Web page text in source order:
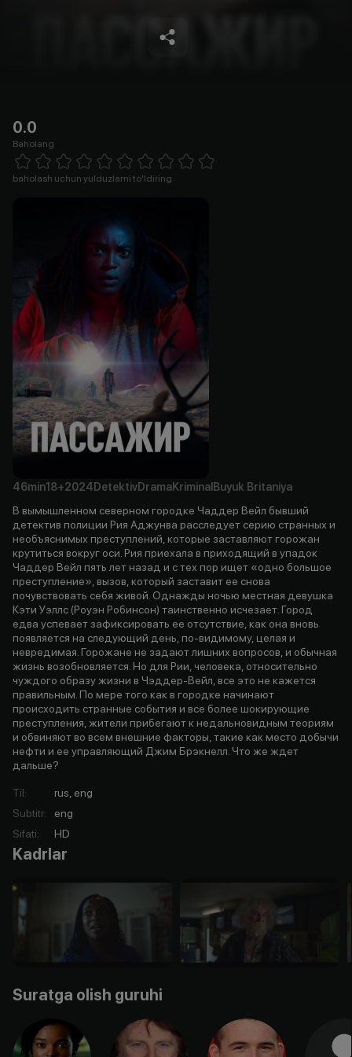
0.0
Baholang
1 Star 2 Stars 3 Stars 4 Stars5 Stars 6 Stars7 Stars8 Stars
baholash uchun yulduzlarni to'ldiring
46min18+2024 DetektivDramaKriminal Buyuk Britaniya
В вымышленном северном городке Чаддер Вейл бывший
детектив полиции Рия Аджунва расследует серию странных и
необъяснимых преступлений, которые заставляют горожан
крутиться вокруг оси. Рия приехала в приходящий в упадок
Чаддер Вейл пять лет назад и с тех пор ищет «одно большое
преступление», вызов, который заставит ее снова
почувствовать себя живой. Однажды ночью местная девушка
Кэти Уэллс (Роуэн Робинсон) таинственно исчезает. Город
едва успевает зафиксировать ее отсутствие, как она вновь
появляется на следующий день, по-видимому, целая и
невредимая. Горожане не задают лишних вопросов, и обычная
жизнь возобновляется. Но для Рии, человека, относительно
чуждого образу жизни в Чэддер-Вейл, все это не кажется
правильным. По мере того как в городке начинают
происходить странные события и все более шокирующие
преступления, жители прибегают к недальновидным теориям
и обвиняют во всем внешние факторы, такие как место добычи
нефти и ее управляющий Джим Брэкнелл. Что же ждет
дальше?
Til:
rus, eng
Subtitr:
eng
Sifati: HD
Kadrlar
Suratga olish guruhi